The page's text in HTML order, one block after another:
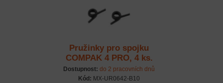
Pružinky pro spojku
COMPAK 4 PRO, 4 ks.
Dostupnost: do 2 pracovních dnů
Kód: MX-UR0642-B10